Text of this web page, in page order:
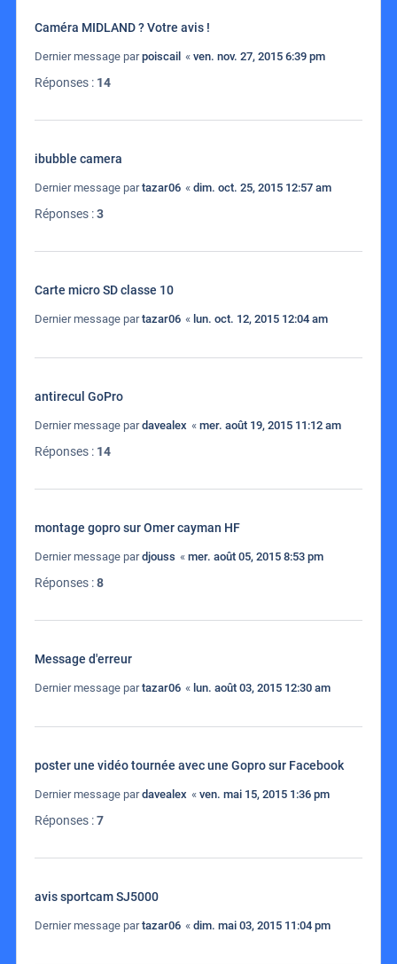
Caméra MIDLAND ? Votre avis !
Dernier message parpoiscail « ven. nov. 27, 2015 6:39 pm
Réponses : 14
ibubble camera
Dernier message partazar06 « dim. oct. 25, 2015 12:57 am
Réponses :3
Carte micro SD classe 10
Dernier message partazar06 « lun. oct. 12, 2015 12:04 am
antirecul GoPro
Dernier message pardavealex « mer. août 19, 2015 11:12 am
Réponses : 14
montage gopro sur Omer cayman HF
Dernier message pardjouss « mer. août 05, 2015 8:53 pm
Réponses :8
Message d'erreur
Dernier message partazar06 « lun. août 03, 2015 12:30 am
poster une vidéo tournée avec une Gopro sur Facebook
Dernier message pardavealex « ven. mai 15, 2015 1:36 pm
Réponses :7
avis sportcam SJ5000
Dernier message partazar06 « dim. mai 03, 2015 11:04 pm